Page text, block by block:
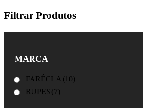
Filtrar Produtos
MARCA
FARÉCLA (10)
RUPES (7)